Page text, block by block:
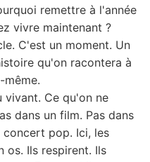
remettre à l'année
vivre maintenant ?
C'est un moment. Un
qu'on racontera à
même.
vivant. Ce qu'on ne
dans un film. Pas dans
concert pop. Ici, les
os. Ils respirent. Ils